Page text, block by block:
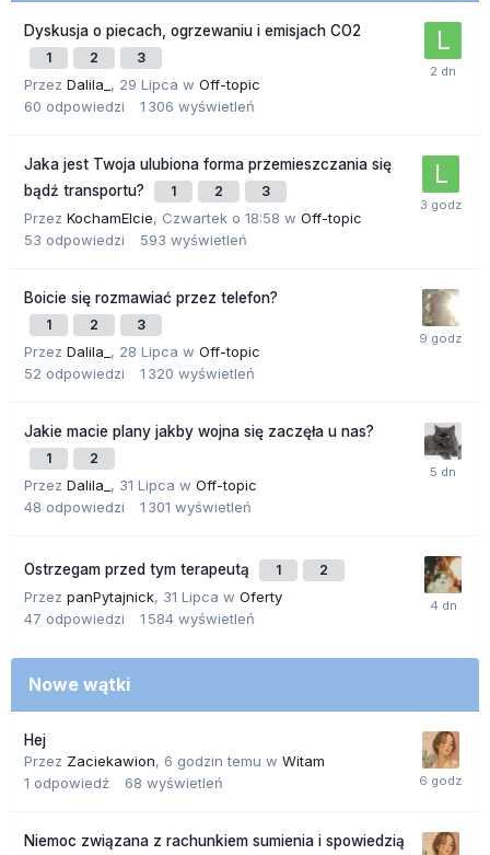
Dyskusja o piecach, ogrzewaniu i emisjach CO2
1 2 3
Przez Dalila_ , 29 Lipca w Off-topic
60 odpowiedzi 1 306 wyświetleń
Jaka jest Twoja ulubiona forma przemieszczania się
bądź transportu?
1 2 3
Przez KochamElcie, Czwartek o 18:58 w Off-topic
53 odpowiedzi 593 wyświetleń
Boicie się rozmawiać przez telefon?
1 2 3
Przez Dalila_ , 28 Lipca w Off-topic
52 odpowiedzi 1 320 wyświetleń
Jakie macie plany jakby wojna się zaczęła u nas?
1 2
Przez Dalila_ , 31 Lipca w Off-topic
48 odpowiedzi 1 301 wyświetleń
Ostrzegam przed tym terapeutą 1 2
Przez panPytajnick, 31 Lipca w Oferty
47 odpowiedzi 1 584 wyświetleń
Nowe wątki
Hej
Przez Zaciekawion, 6 godzin temu w Witam
1 odpowiedź 68 wyświetleń
Niemoc związana z rachunkiem sumienia i spowiedzią